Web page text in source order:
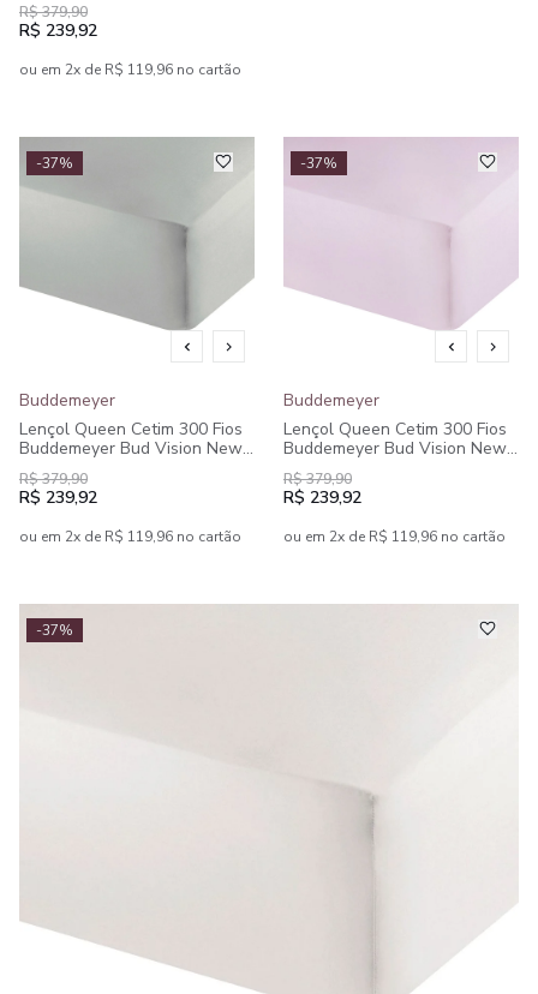
R$ 379,90
R$ 239,92
ou em 2x de R$ 119,96 no cartão
-37%
Buddemeyer
Lençol Queen Cetim 300 Fios
Buddemeyer Bud Vision New
Colors II 100% Algodão
Penteado
R$ 379,90
R$ 239,92
ou em 2x de R$ 119,96 no cartão
-37%
Buddemeyer
Lençol Queen Cetim 300 Fios
Buddemeyer Bud Vision New
Colors II 100% Algodão
Penteado
R$ 379,90
R$ 239,92
ou em 2x de R$ 119,96 no cartão
-37%